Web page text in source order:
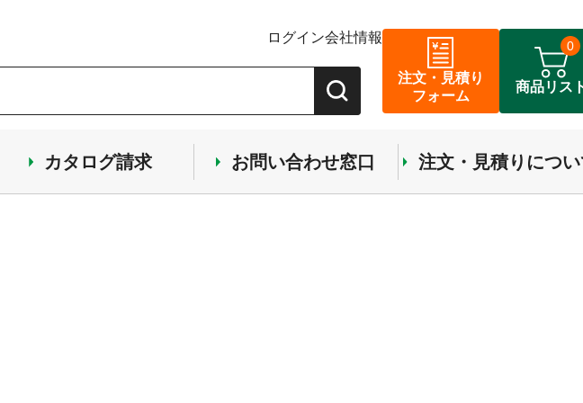
ログイン会社情報
注文・見積り
フォーム
商品リス
0
カタログ請求 お問い合わせ窓口 注文・見積りにつ